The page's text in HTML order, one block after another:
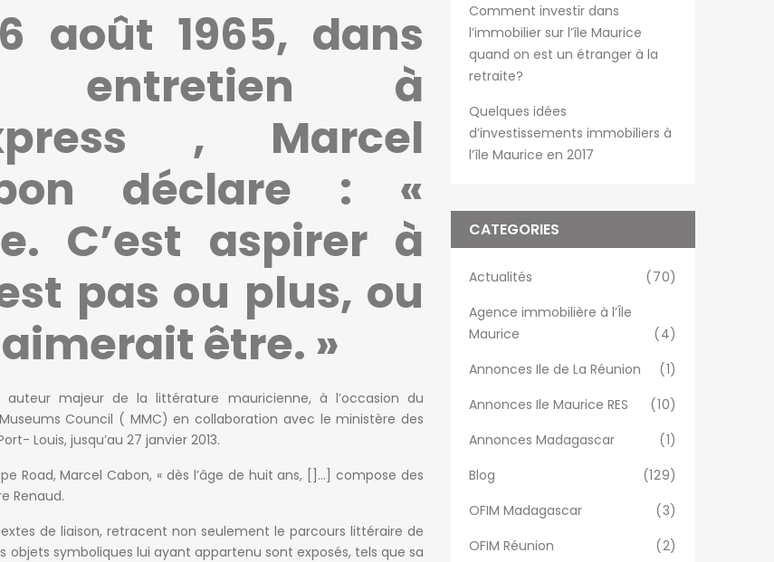
août 1965, dans
entretien à
, Marcel
déclare : «
C’est aspirer à
pas ou plus, ou
être. »
majeur de la littérature mauricienne, à l’occasion du
Council ( MMC) en collaboration avec le ministère des
Louis, jusqu’au 27 janvier 2013.
Road, Marcel Cabon, « dès l’âge de huit ans, []…] compose des
Renaud.
de liaison, retracent non seulement le parcours littéraire de
objets symboliques lui ayant appartenu sont exposés, tels que sa
Comment investir dans
l’immobilier sur l’île Maurice
quand on est un étranger à la
retraite?
Quelques idées
d’investissements immobiliers à
l’île Maurice en 2017
CATEGORIES
Actualités
(70)
Agence immobilière à l’Île
Maurice
(4)
Annonces Ile de La Réunion
(1)
Annonces Ile Maurice RES
(10)
Annonces Madagascar
(1)
Blog
(129)
OFIM Madagascar
(3)
OFIM Réunion
(2)